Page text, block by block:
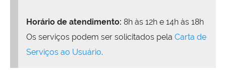
Horário de atendimento: 8h às 12h e 14h às 18h
Os serviços podem ser solicitados pela Carta de
Serviços ao Usuário.